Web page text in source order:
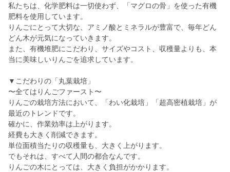
私たちは、化学肥料は一切使わず、「マグロの骨」を使った有機
肥料を使用しています。
りんごにとって大切な、アミノ酸とミネラルが豊富で、毎年どん
どん木が元気になっていきます。
また、有機堆肥にこだわり、サイズやコスト、収穫量よりも、本
当に美味しいりんごを追求しています。
▼こだわりの「丸葉栽培」
〜全てはりんごファースト〜
りんごの栽培方法において、「わい化栽培」「超高密植栽培」が
最近のトレンドです。
確かに、作業効率は上がります。
経費も大きく削減できます。
単位面積当たりの収穫量も、大きく上がります。
でもそれは、すべて人間の都合なんです。
りんごの木にとっては、大きく負担がかかります。